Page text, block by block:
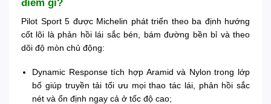
điểm gì?
Pilot Sport 5 được Michelin phát triển theo ba định hướng
cốt lõi là phản hồi lái sắc bén, bám đường bền bỉ và theo
dõi độ mòn chủ động:
Dynamic Response tích hợp Aramid và Nylon trong lớp
bố giúp truyền tải tối ưu mọi thao tác lái, phản hồi sắc
nét và ổn định ngay cả ở tốc độ cao;